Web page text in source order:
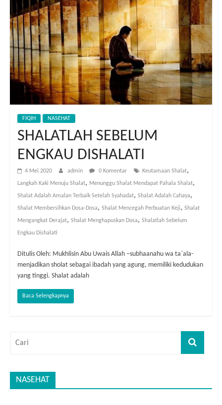
FIQIH NASEHAT
SHALATLAH SEBELUM
ENGKAU DISHALATI
4 Mei 2020 admin 0 Komentar Keutamaan Shalat,
Langkah Kaki Menuju Shalat, Menunggu Shalat Mendapat Pahala Shalat,
Shalat Adalah Amalan Terbaik Setelah Syahadat, Shalat Adalah Cahaya,
Shalat Membersihkan Dosa-Dosa, Shalat Mencegah Perbuatan Keji, Shalat
Mengangkat Derajat, Shalat Menghapuskan Dosa, Shalatlah Sebelum
Engkau Dishalati
Ditulis Oleh: Mukhlisin Abu Uwais Allah –subhaanahu wa ta`ala-
menjadikan sholat sebagai ibadah yang agung, memiliki kedudukan
yang tinggi. Shalat adalah
Baca Selengkapnya
NASEHAT